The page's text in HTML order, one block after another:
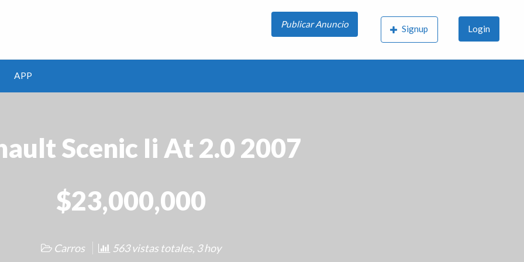
Publicar Anuncio Signup Login
APP
Scenic Ii At 2.0 2007
$23,000,000
Carros 563 vistas totales, 3 hoy